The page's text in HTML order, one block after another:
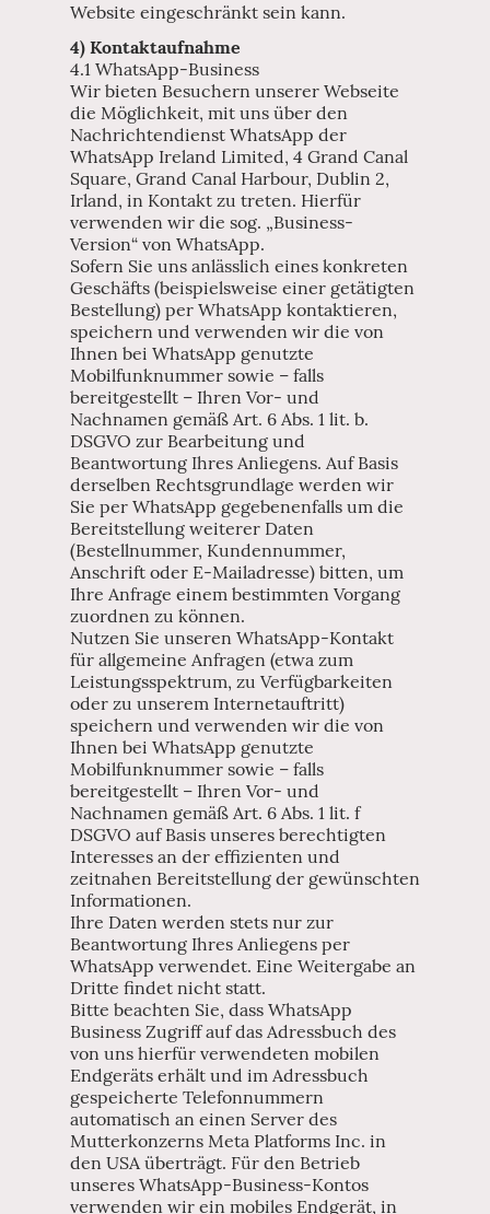
Website eingeschränkt sein kann.
4) Kontaktaufnahme
4.1 WhatsApp-Business
Wir bieten Besuchern unserer Webseite
die Möglichkeit, mit uns über den
Nachrichtendienst WhatsApp der
WhatsApp Ireland Limited, 4 Grand Canal
Square, Grand Canal Harbour, Dublin 2,
Irland, in Kontakt zu treten. Hierfür
verwenden wir die sog. „Business-
Version“ von WhatsApp.
Sofern Sie uns anlässlich eines konkreten
Geschäfts (beispielsweise einer getätigten
Bestellung) per WhatsApp kontaktieren,
speichern und verwenden wir die von
Ihnen bei WhatsApp genutzte
Mobilfunknummer sowie – falls
bereitgestellt – Ihren Vor- und
Nachnamen gemäß Art. 6 Abs. 1 lit. b.
DSGVO zur Bearbeitung und
Beantwortung Ihres Anliegens. Auf Basis
derselben Rechtsgrundlage werden wir
Sie per WhatsApp gegebenenfalls um die
Bereitstellung weiterer Daten
(Bestellnummer, Kundennummer,
Anschrift oder E-Mailadresse) bitten, um
Ihre Anfrage einem bestimmten Vorgang
zuordnen zu können.
Nutzen Sie unseren WhatsApp-Kontakt
für allgemeine Anfragen (etwa zum
Leistungsspektrum, zu Verfügbarkeiten
oder zu unserem Internetauftritt)
speichern und verwenden wir die von
Ihnen bei WhatsApp genutzte
Mobilfunknummer sowie – falls
bereitgestellt – Ihren Vor- und
Nachnamen gemäß Art. 6 Abs. 1 lit. f
DSGVO auf Basis unseres berechtigten
Interesses an der effizienten und
zeitnahen Bereitstellung der gewünschten
Informationen.
Ihre Daten werden stets nur zur
Beantwortung Ihres Anliegens per
WhatsApp verwendet. Eine Weitergabe an
Dritte findet nicht statt.
Bitte beachten Sie, dass WhatsApp
Business Zugriff auf das Adressbuch des
von uns hierfür verwendeten mobilen
Endgeräts erhält und im Adressbuch
gespeicherte Telefonnummern
automatisch an einen Server des
Mutterkonzerns Meta Platforms Inc. in
den USA überträgt. Für den Betrieb
unseres WhatsApp-Business-Kontos
verwenden wir ein mobiles Endgerät, in